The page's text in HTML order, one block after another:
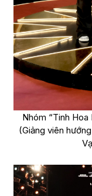
Nhóm “Tinh Hoa
(Giảng viên